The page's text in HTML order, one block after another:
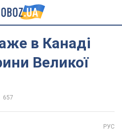
в Канаді
Великої
657
РУС